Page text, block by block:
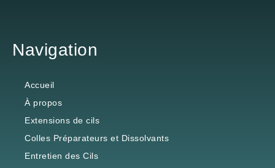
Navigation
Accueil
À propos
Extensions de cils
Colles Préparateurs et Dissolvants
Entretien des Cils